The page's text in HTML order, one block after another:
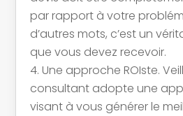
par rapport à votre
d’autres mots, c’est un
que vous devez recevoir.
Une approche ROIste.
consultant adopte une
visant à vous générer le